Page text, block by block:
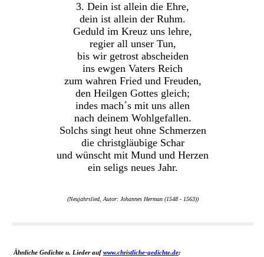
3. Dein ist allein die Ehre,
dein ist allein der Ruhm.
Geduld im Kreuz uns lehre,
regier all unser Tun,
bis wir getrost abscheiden
ins ewgen Vaters Reich
zum wahren Fried und Freuden,
den Heilgen Gottes gleich;
indes mach´s mit uns allen
nach deinem Wohlgefallen.
Solchs singt heut ohne Schmerzen
die christgläubige Schar
und wünscht mit Mund und Herzen
ein seligs neues Jahr.
(Neujahrslied, Autor: Johannes Herman (1548 - 1563))
Ähnliche Gedichte u. Lieder aufwww.christliche-gedichte.de: